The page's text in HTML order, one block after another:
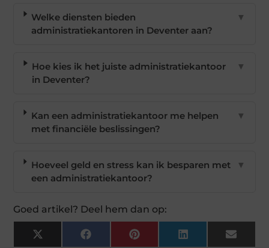
Welke diensten bieden
administratiekantoren in Deventer aan?
▼
Hoe kies ik het juiste administratiekantoor
in Deventer?
▼
Kan een administratiekantoor me helpen
met financiële beslissingen?
▼
Hoeveel geld en stress kan ik besparen met
een administratiekantoor?
▼
Goed artikel? Deel hem dan op:
X FacebookPinterest LinkedIn Email